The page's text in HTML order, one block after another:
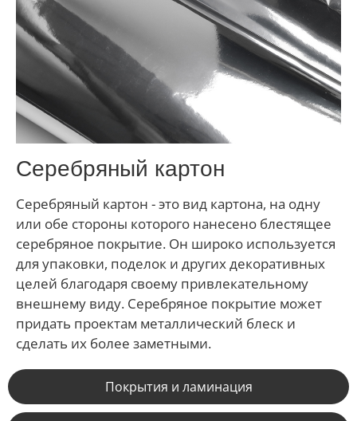
Покрытия и ламинация
Серебряный картон
Серебряный картон - это вид картона, на одну
или обе стороны которого нанесено блестящее
серебряное покрытие. Он широко используется
для упаковки, поделок и других декоративных
целей благодаря своему привлекательному
внешнему виду. Серебряное покрытие может
придать проектам металлический блеск и
сделать их более заметными.